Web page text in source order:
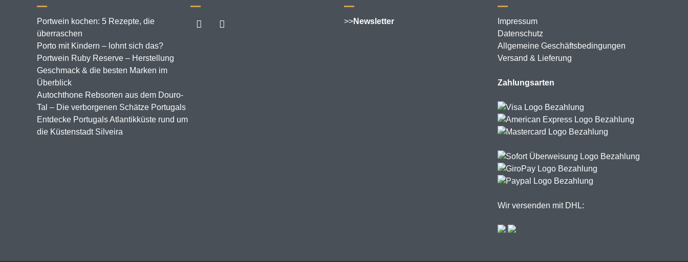
Portwein kochen: 5 Rezepte, die
überraschen
Porto mit Kindern – lohnt sich das?
Portwein Ruby Reserve – Herstellung
Geschmack & die besten Marken im
Überblick
Autochthone Rebsorten aus dem Douro-
Tal – Die verborgenen Schätze Portugals
Entdecke Portugals Atlantikküste rund um
die Küstenstadt Silveira
>>Newsletter
Impressum
Datenschutz
Allgemeine Geschäftsbedingungen
Versand & Lieferung
Zahlungsarten
Wir versenden mit DHL: